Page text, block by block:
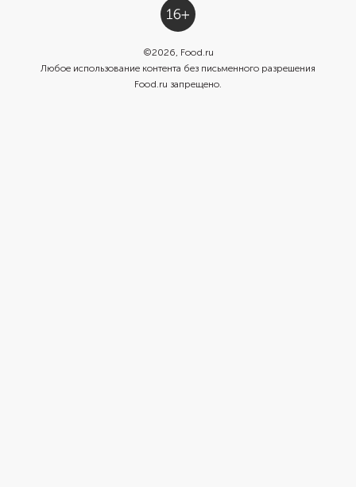
©2026, Food.ru
Любое использование контента без письменного разрешения
Food.ru запрещено.